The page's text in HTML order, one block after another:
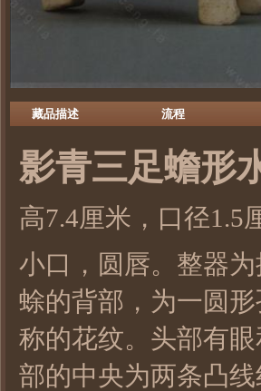
藏品描述 流程
影青三足蟾形
高7.4厘米，口径1.5
小口，圆唇。整器
蜍的背部，为一圆
称的花纹。头部有
部的中央为两条凸